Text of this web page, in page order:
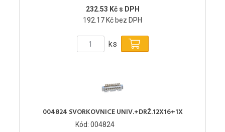
232.53 Kč s DPH
192.17 Kč bez DPH
ks
004824 SVORKOVNICE UNIV.+DRŽ.12X16+1X
Kód: 004824